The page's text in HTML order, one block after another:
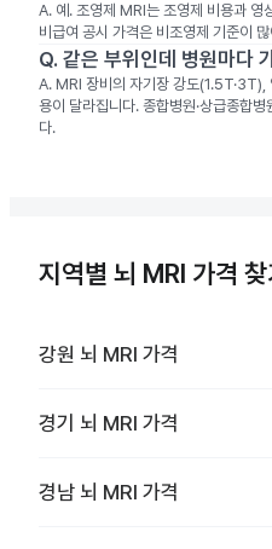
A. 예. 조영제 MRI는 조영제 비용과 영
비급여 공시 가격은 비조영제 기준이
Q. 같은 부위인데 병원마다
A. MRI 장비의 자기장 강도(1.5T·3T),
용이 달라집니다. 종합병원·상급종합
다.
지역별 뇌 MRI 가격 찾
강원 뇌 MRI 가격
경기 뇌 MRI 가격
경남 뇌 MRI 가격